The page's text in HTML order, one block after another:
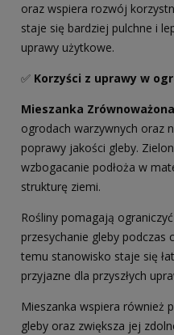
oraz wspiera rozwój
staje się bardziej pulchne i
uprawy użytkowe.
✅ Korzyści z uprawy w
Mieszanka Zrównoważona
ogrodach warzywnych oraz
poprawy jakości gleby.
wzbogacanie podłoża w
strukturę ziemi.
Rośliny pomagają
przesychanie gleby podczas
temu stanowisko staje się
przyjazne dla przyszłych
Mieszanka wspiera również
gleby oraz zwiększa jej